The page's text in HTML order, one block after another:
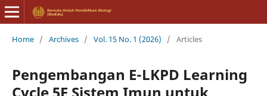
Home / Archives / Vol. 15 No. 1 (2026) / Articles
Pengembangan E-LKPD Learning